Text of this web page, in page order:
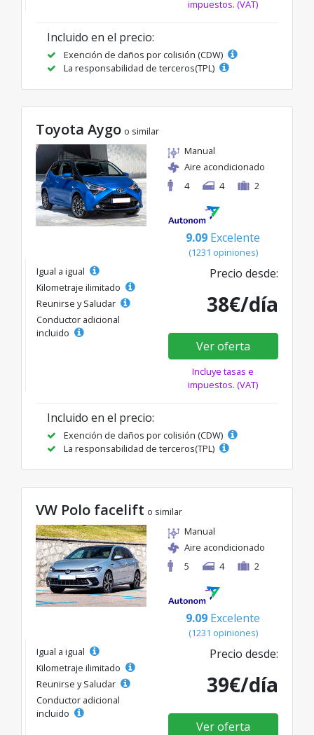
impuestos. (VAT)
Incluido en el precio:
Exención de daños por colisión (CDW)
La responsabilidad de terceros(TPL)
Toyota Aygo o similar
Manual
Aire acondicionado
4
4 2
9.09 Excelente
(1231 opiniones)
Igual a igual
Kilometraje ilimitado
Reunirse y Saludar
Conductor adicional
incluido
Precio desde:
38€/día
Ver oferta
Incluye tasas e
impuestos. (VAT)
Incluido en el precio:
Exención de daños por colisión (CDW)
La responsabilidad de terceros(TPL)
VW Polo facelift o similar
Manual
Aire acondicionado
5
4 2
9.09 Excelente
(1231 opiniones)
Igual a igual
Kilometraje ilimitado
Reunirse y Saludar
Conductor adicional
incluido
Precio desde:
39€/día
Ver oferta